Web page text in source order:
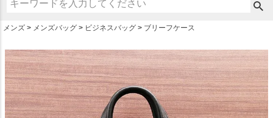
メンズ メンズバッグ ビジネスバッグ ブリーフケース